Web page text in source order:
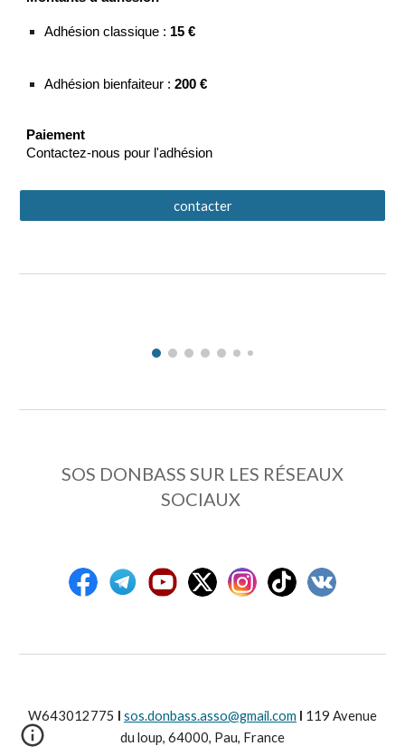
Adhésion classique : 15 €
Adhésion bienfaiteur :200 €
Paiement
Contactez-nous pour l'adhésion
contacter
SOS DONBASS SUR LES RÉSEAUX
SOCIAUX
W643012775 l sos.donbass.asso@gmail.com l 119 Avenue
du loup, 64000, Pau, France